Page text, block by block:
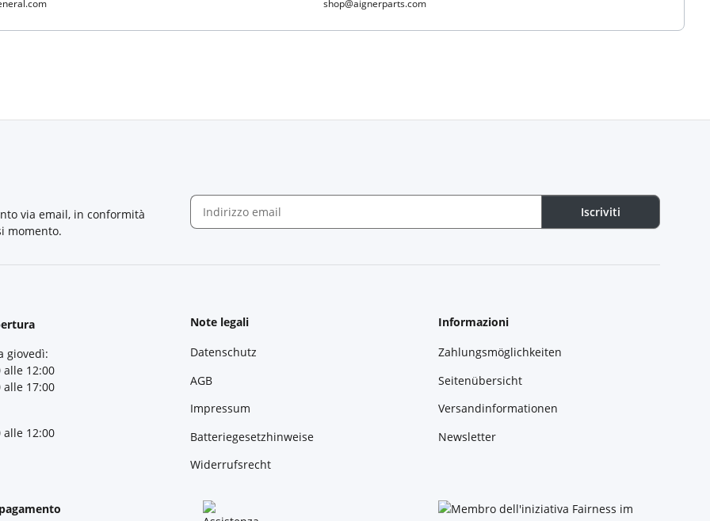
shop@aignerparts.com
via email, in conformità
momento.
Iscriviti
giovedì:
alle 12:00
alle 17:00
alle 12:00
Note legali
Datenschutz
AGB
Impressum
Batteriegesetzhinweise
Widerrufsrecht
Informazioni
Zahlungsmöglichkeiten
Seitenübersicht
Versandinformationen
Newsletter